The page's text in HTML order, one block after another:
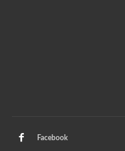
Facebook